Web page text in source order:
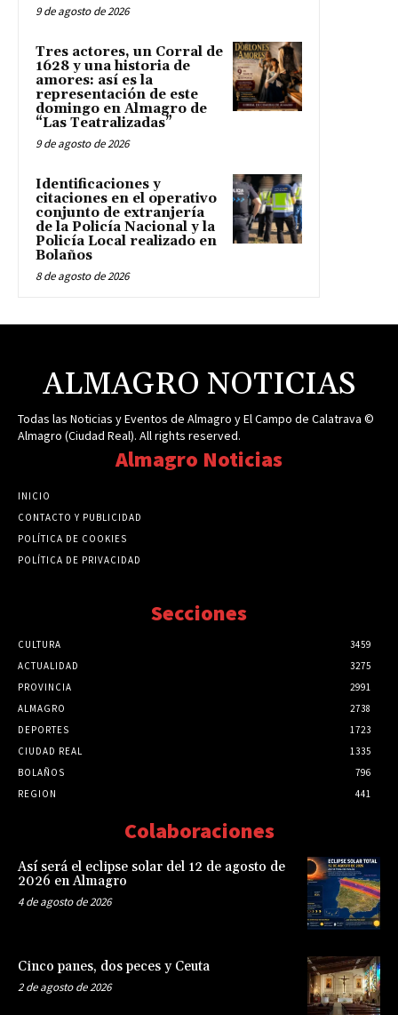
9 de agosto de 2026
Tres actores, un Corral de
1628 y una historia de
amores: así es la
representación de este
domingo en Almagro de
“Las Teatralizadas”
9 de agosto de 2026
Identificaciones y
citaciones en el operativo
conjunto de extranjería
de la Policía Nacional y la
Policía Local realizado en
Bolaños
8 de agosto de 2026
ALMAGRO NOTICIAS
Todas las Noticias y Eventos de Almagro y El Campo de Calatrava ©
Almagro (Ciudad Real). All rights reserved.
Almagro Noticias
INICIO
CONTACTO Y PUBLICIDAD
POLÍTICA DE COOKIES
POLÍTICA DE PRIVACIDAD
Secciones
CULTURA
3459
ACTUALIDAD
3275
PROVINCIA
2991
ALMAGRO
2738
DEPORTES
1723
CIUDAD REAL
1335
BOLAÑOS
796
REGION
441
Colaboraciones
Así será el eclipse solar del 12 de agosto de
2026 en Almagro
4 de agosto de 2026
Cinco panes, dos peces y Ceuta
2 de agosto de 2026